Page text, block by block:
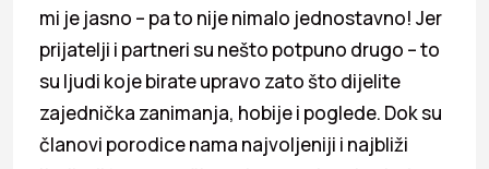
mi je jasno – pa to nije nimalo jednostavno! Jer
prijatelji i partneri su nešto potpuno drugo – to
su ljudi koje birate upravo zato što dijelite
zajednička zanimanja, hobije i poglede. Dok su
članovi porodice nama najvoljeniji i najbliži